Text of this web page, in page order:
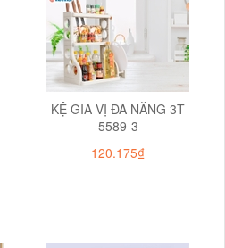
KỆ GIA VỊ ĐA NĂNG 3T
5589-3
120.175₫